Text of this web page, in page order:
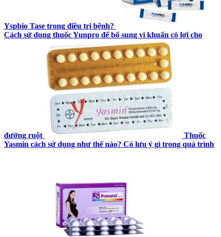
Yspbio Tase trong điều trị bệnh?
Cách sử dụng thuốc Yunpro để bổ sung vi khuẩn có lợi cho
đường ruột
Thuốc
Yasmin cách sử dụng như thế nào? Có lưu ý gì trong quá trình